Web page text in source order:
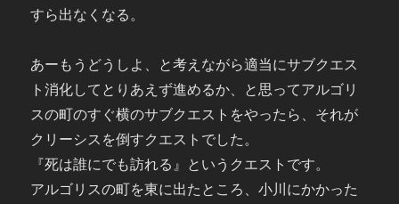
すら出なくなる。
あーもうどうしよ、と考えながら適当にサブクエス
ト消化してとりあえず進めるか、と思ってアルゴリ
スの町のすぐ横のサブクエストをやったら、それが
クリーシスを倒すクエストでした。
『死は誰にでも訪れる』というクエストです。
アルゴリスの町を東に出たところ、小川にかかった